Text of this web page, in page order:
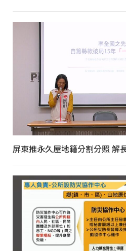
屏東推永久屋地籍分割分照 解